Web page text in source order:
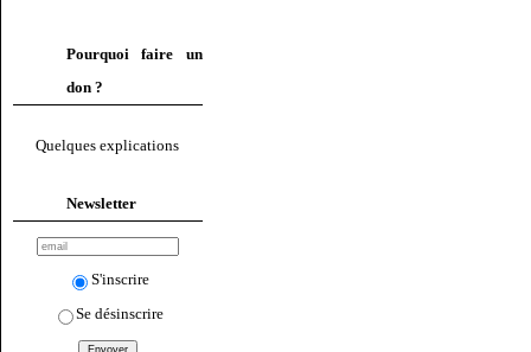
Pourquoi faire un
don ?
Quelques explications
Newsletter
S'inscrire
Se désinscrire